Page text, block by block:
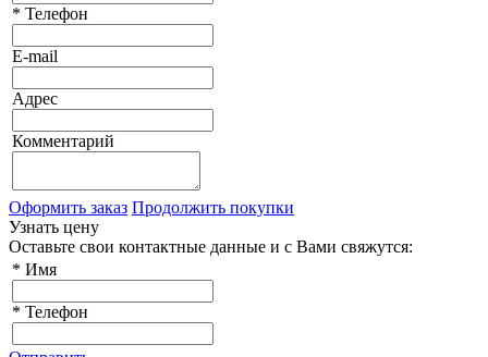
* Телефон
E-mail
Адрес
Комментарий
Оформить заказ Продолжить покупки
Узнать цену
Оставьте свои контактные данные и с Вами свяжутся:
* Имя
* Телефон